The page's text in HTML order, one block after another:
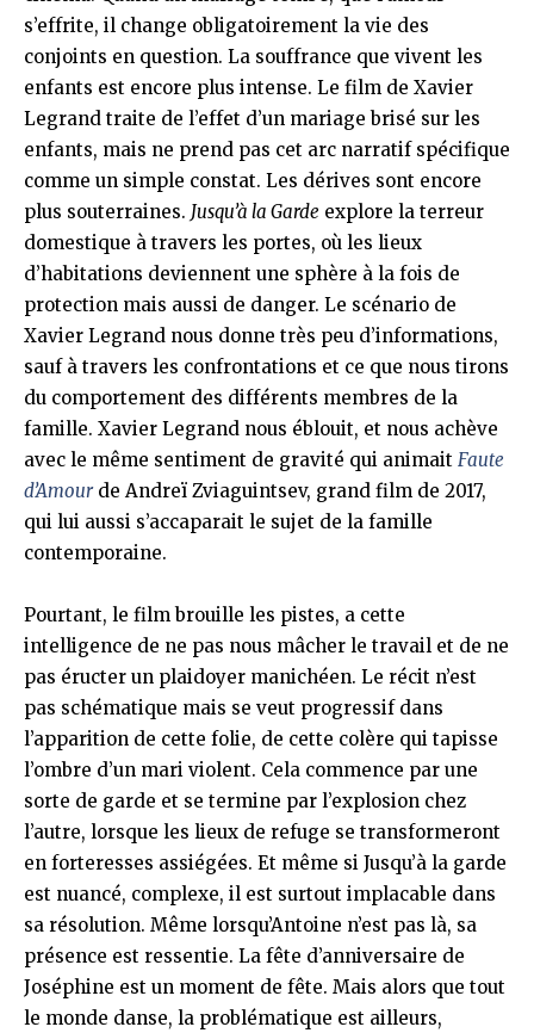
s’effrite, il change obligatoirement la vie des
conjoints en question. La souffrance que vivent les
enfants est encore plus intense. Le film de Xavier
Legrand traite de l’effet d’un mariage brisé sur les
enfants, mais ne prend pas cet arc narratif spécifique
comme un simple constat. Les dérives sont encore
plus souterraines. Jusqu’à la Garde explore la terreur
domestique à travers les portes, où les lieux
d’habitations deviennent une sphère à la fois de
protection mais aussi de danger. Le scénario de
Xavier Legrand nous donne très peu d’informations,
sauf à travers les confrontations et ce que nous tirons
du comportement des différents membres de la
famille. Xavier Legrand nous éblouit, et nous achève
avec le même sentiment de gravité qui animait Faute
d’Amour de Andreï Zviaguintsev, grand film de 2017,
qui lui aussi s’accaparait le sujet de la famille
contemporaine.
Pourtant, le film brouille les pistes, a cette
intelligence de ne pas nous mâcher le travail et de ne
pas éructer un plaidoyer manichéen. Le récit n’est
pas schématique mais se veut progressif dans
l’apparition de cette folie, de cette colère qui tapisse
l’ombre d’un mari violent. Cela commence par une
sorte de garde et se termine par l’explosion chez
l’autre, lorsque les lieux de refuge se transformeront
en forteresses assiégées. Et même si Jusqu’à la garde
est nuancé, complexe, il est surtout implacable dans
sa résolution. Même lorsqu’Antoine n’est pas là, sa
présence est ressentie. La fête d’anniversaire de
Joséphine est un moment de fête. Mais alors que tout
le monde danse, la problématique est ailleurs,